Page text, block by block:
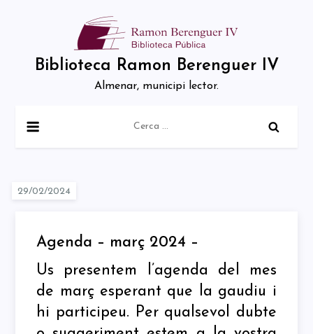
Biblioteca Ramon Berenguer IV
Almenar, municipi lector.
Agenda – març 2024 –
Us presentem l’agenda del mes
de març esperant que la gaudiu i
hi participeu. Per qualsevol dubte